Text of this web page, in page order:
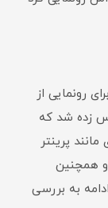
رونمایی از
زده شد که
پرینتر
همچنین
به بررسی